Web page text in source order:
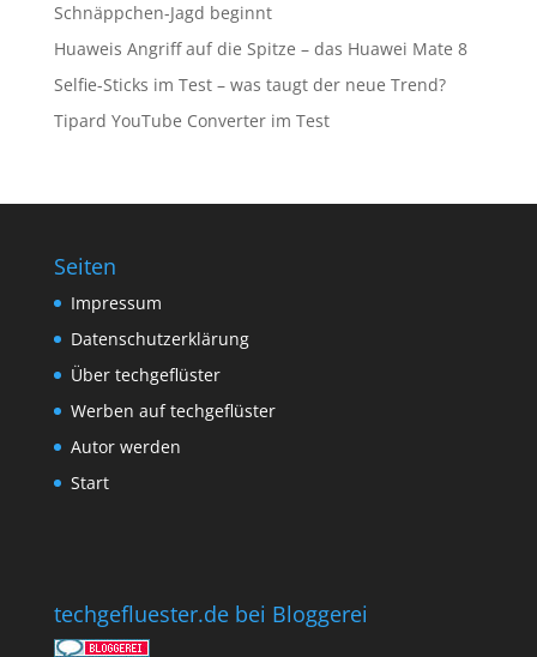
Schnäppchen-Jagd beginnt
Huaweis Angriff auf die Spitze – das Huawei Mate 8
Selfie-Sticks im Test – was taugt der neue Trend?
Tipard YouTube Converter im Test
Seiten
Impressum
Datenschutzerklärung
Über techgeflüster
Werben auf techgeflüster
Autor werden
Start
techgefluester.de bei Bloggerei